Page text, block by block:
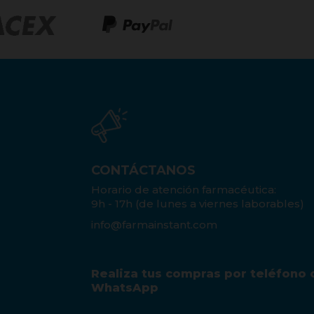
CONTÁCTANOS
Horario de atención farmacéutica:
9h - 17h (de lunes a viernes laborables)
info@farmainstant.com
Realiza tus compras por teléfono
WhatsApp